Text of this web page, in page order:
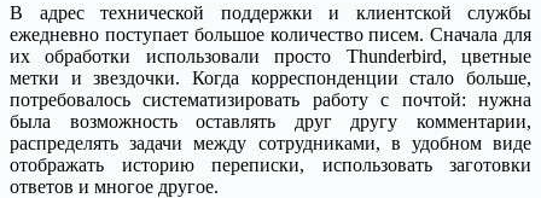
В адрес технической поддержки и клиентской службы
ежедневно поступает большое количество писем. Сначала для
их обработки использовали просто Thunderbird, цветные
метки и звездочки. Когда корреспонденции стало больше,
потребовалось систематизировать работу с почтой: нужна
была возможность оставлять друг другу комментарии,
распределять задачи между сотрудниками, в удобном виде
отображать историю переписки, использовать заготовки
ответов и многое другое.